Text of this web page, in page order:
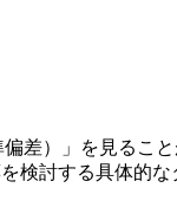
差）」を見ること
検討する具体的な